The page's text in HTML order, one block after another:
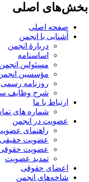
اصلی
صفحه اصلی
آشنایی با انجمن
دربارۀ انجمن
اساسنامه
مسئولین انجمن
مؤسسین انجمن
روزنامه رسمی
شرح وظایف
ارتباط با ما
شماره های
عضویت در انجمن
راهنمای عضویت
عضویت حقیقی
عضویت حقوقی
تمدید عضویت
اعضای حقوقی
شاخه‌های انجمن